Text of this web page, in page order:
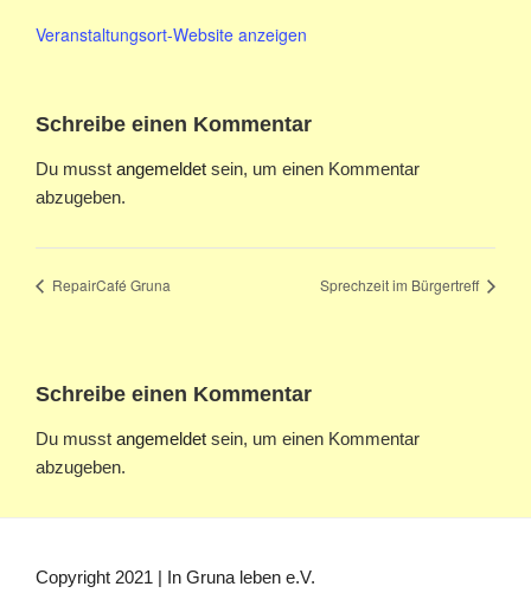
Veranstaltungsort-Website anzeigen
Schreibe einen Kommentar
Du musst angemeldet sein, um einen Kommentar
abzugeben.
RepairCafé Gruna Sprechzeit im Bürgertreff
Schreibe einen Kommentar
Du musst angemeldet sein, um einen Kommentar
abzugeben.
Copyright 2021 | In Gruna leben e.V.